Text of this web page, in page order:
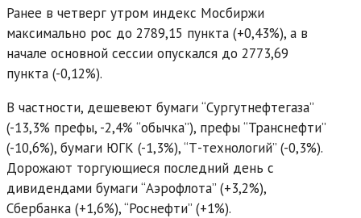
Ранее в четверг утром индекс Мосбиржи
максимально рос до 2789,15 пункта (+0,43%), а в
начале основной сессии опускался до 2773,69
пункта (-0,12%).
В частности, дешевеют бумаги “Сургутнефтегаза”
(-13,3% префы, -2,4% “обычка”), префы “Транснефти”
(-10,6%), бумаги ЮГК (-1,3%), “Т-технологий” (-0,3%).
Дорожают торгующиеся последний день с
дивидендами бумаги “Аэрофлота” (+3,2%),
Сбербанка (+1,6%), “Роснефти” (+1%).